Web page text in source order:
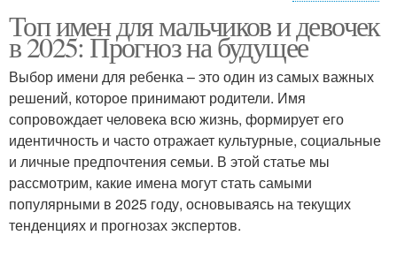
Имена из прошлых лет Популярные имена
Имена для детей Моды на имена
Классические имена
Топ имен для мальчиков и девочек
в 2025: Прогноз на будущее
Выбор имени для ребенка – это один из самых важных
решений, которое принимают родители. Имя
сопровождает человека всю жизнь, формирует его
идентичность и часто отражает культурные, социальные
и личные предпочтения семьи. В этой статье мы
рассмотрим, какие имена могут стать самыми
популярными в 2025 году, основываясь на текущих
тенденциях и прогнозах экспертов.